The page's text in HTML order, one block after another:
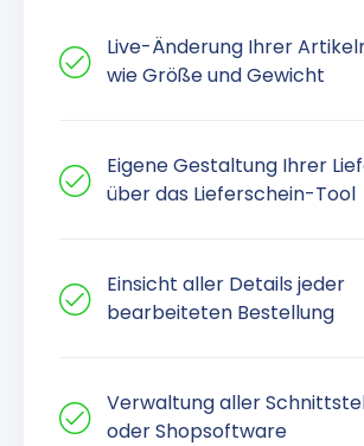
Live-Änderung Ihrer
wie Größe und Gewicht
Eigene Gestaltung Ihrer
über das Lieferschein-Tool
Einsicht aller Details jeder
bearbeiteten Bestellung
Verwaltung aller
oder Shopsoftware